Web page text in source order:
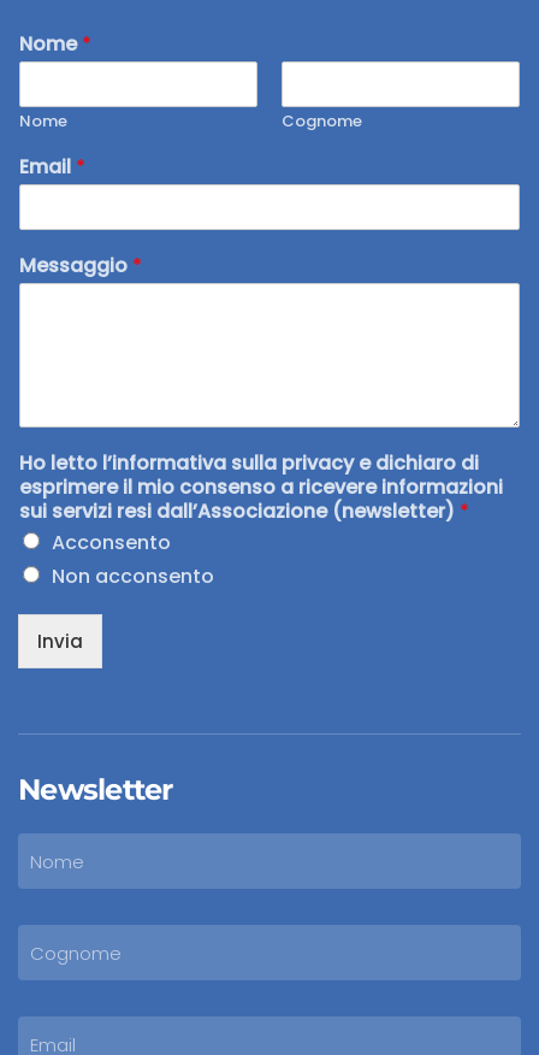
Nome*
Nome Cognome
Email *
Messaggio *
Ho letto l’informativa sulla privacy e dichiaro di
esprimere il mio consenso a ricevere informazioni
sui servizi resi dall’Associazione (newsletter) *
Acconsento
Non acconsento
Invia
Newsletter